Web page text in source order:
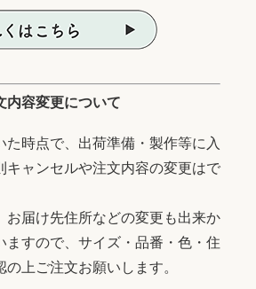
内容変更について
た時点で、出荷準備・製作等に入
キャンセルや注文内容の変更はで
お届け先住所などの変更も出来か
ますので、サイズ・品番・色・住
の上ご注文お願いします。